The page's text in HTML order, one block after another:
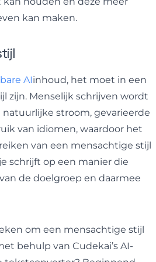
kan maken.
AIinhoud, het moet in een
zijn. Menselijk schrijven wordt
stroom, gevarieerde
van idiomen, waardoor het
van een mensachtige stijl
schrijft op een manier die
de doelgroep en daarmee
om een ​​mensachtige stijl
behulp van Cudekai’s AI-